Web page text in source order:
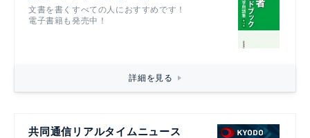
文書を書くすべての人におすすめです！
電子書籍も発売中！
詳細を見る
共同通信リアルタイムニュース